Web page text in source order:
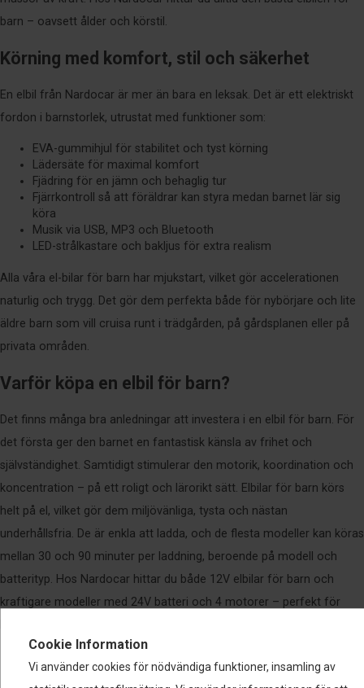
Cookie Information
Vi använder cookies för nödvändiga funktioner, insamling av
barn – oavsett ålder och körstil.
Körning med komfort, stil och säkerhet
En elbil från Nardocar är mer än bara en leksak. Det är ett elektriskt
fordon i barnstorlek, utrustat med funktioner som:
EVA-gummihjul för stabilitet och tyst körning
Lädersäte för maximal komfort
Fjädring för en jämn och behaglig tur
Fjärrkontroll så att föräldrar kan styra medan barnet lär sig
köra
Musik via USB, MP3 och Bluetooth
LED-strålkastare och bakljus för extra realism
Alla våra el-bilar för barn har mjukstart, vilket gör accelerationen
naturlig och trygg. Det gör dem perfekta både för nybörjare och lite
äldre barn som vill cruisa runt i trädgården, på gårdsplanen eller på
privata områden.
Varför köpa en elbil för barn?
Det finns många bra anledningar att investera i en elbil för barn. För
det första ger den barnet en fantastisk känsla av frihet och
självständighet. Samtidigt stimulerar den motorik, koordination och
koncentration – på ett roligt och lärorikt sätt. Elbilar för barn körs
helt på el, vilket gör dem miljövänliga, tysta och nästan
underhållsfria. De är enkla att ladda, och de flesta modeller kan köras
mellan 30 och 90 minuter per laddning, beroende på modell och
batterityp. Hos Nardocar hittar du både 12V elbilar för barn och
kraftigare modeller med 24V batteri och 4 motorer – perfekt för
Så väljer du rätt elbil till ditt barn